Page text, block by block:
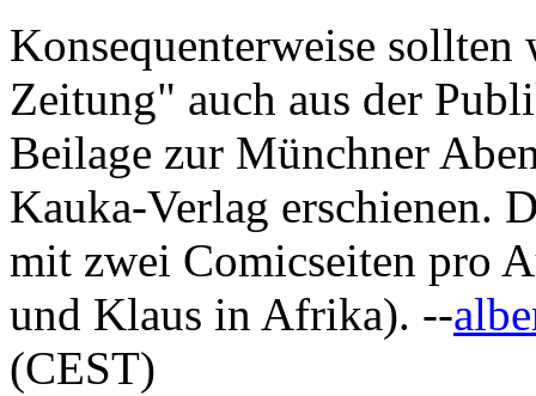
Konsequenterweise
Zeitung" auch aus der
Beilage zur Münchner
Kauka-Verlag erschienen.
mit zwei Comicseiten pro
und Klaus in Afrika). --
(CEST)